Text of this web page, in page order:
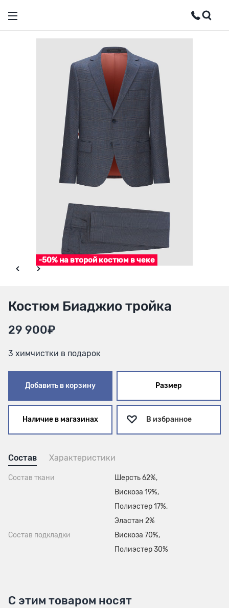
-50% на второй костюм в чеке
Костюм Биаджио тройка
29 900₽
3 химчистки в подарок
Добавить в корзину Размер
Наличие в магазинах В избранное
Состав Характеристики
Состав ткани
Шерсть 62%,
Вискоза 19%,
Полиэстер 17%,
Эластан 2%
Состав подкладки
Вискоза 70%,
Полиэстер 30%
С этим товаром носят